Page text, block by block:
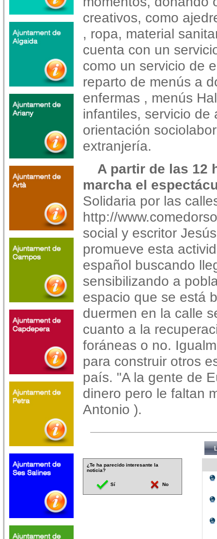
creativos, como
, ropa, material
cuenta con un
como un servicio de
reparto de menús a
enfermas , menús
infantiles, servicio de
orientación
extranjería.
A partir de las 12
marcha el
Solidaria por las
http://
social y escritor
promueve esta
español buscando
sensibilizando a
espacio que se está
duermen en la calle
cuanto a la
foráneas o no.
para construir otros
país. "A la gente de
dinero pero le faltan
Antonio ).
¿Te ha parecido interesante la
noticia?
Sí No